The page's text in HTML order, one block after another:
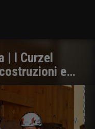
| I Curzel
e